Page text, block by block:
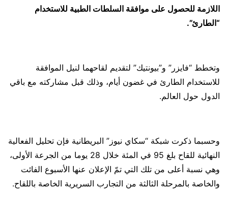
اللازمة للحصول على موافقة السلطات الطبية للاستخدام
“الطارئ”.
وتخطط “فايزر” و”بيونتيك” لتقديم لقاحهما لنيل الموافقة
للاستخدام الطارئ في غضون أيام، وذلك قبل مشاركته مع باقي
الدول حول العالم.
وحسبما ذكرت شبكة “سكاي نيوز” البريطانية فإن تحليل الفعالية
النهائية للقاح بلغ 95 في المئة خلال 28 يوما من الجرعة الأولى،
وهي نسبة أعلى من تلك التي تمّ الإعلان عنها الأسبوع الفائت
والخاصة بالمرحلة الثالثة من التجارب السريرية الخاصة باللقاح.